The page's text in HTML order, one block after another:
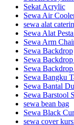
Sekat Acrylic
Sewa Air
sewa alat
Sewa Alat
Sewa Arm
Sewa Backdrop
Sewa
Sewa
Sewa Bangku
Sewa Bantal
Sewa Barstool
sewa bean bag
Sewa Black
sewa cover